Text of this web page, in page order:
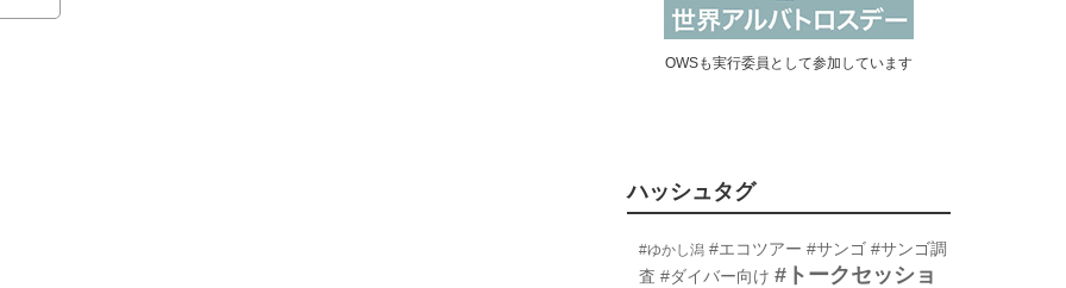
OWSも実行委員として参加しています
ハッシュタグ
#ゆかし潟 #エコツアー #サンゴ #サンゴ調
査 #ダイバー向け #トークセッショ